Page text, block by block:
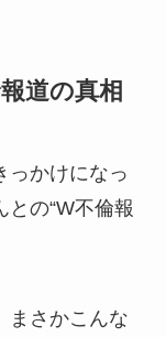
道の真相
っかけになっ
の“W不倫報
まさかこんな